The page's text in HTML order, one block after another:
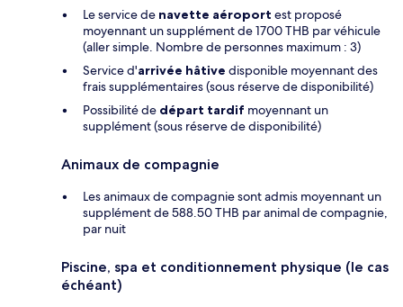
Le service de navette aéroport est proposé
moyennant un supplément de 1700 THB par véhicule
(aller simple. Nombre de personnes maximum : 3)
Service d'arrivée hâtive disponible moyennant des
frais supplémentaires (sous réserve de disponibilité)
Possibilité de départ tardif moyennant un
supplément (sous réserve de disponibilité)
Animaux de compagnie
Les animaux de compagnie sont admis moyennant un
supplément de 588.50 THB par animal de compagnie,
par nuit
Piscine, spa et conditionnement physique (le cas
échéant)